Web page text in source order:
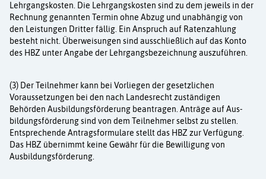
Lehrgangskosten. Die Lehrgangskosten sind zu dem jeweils in der
Rechnung genannten Termin ohne Abzug und unabhängig von
den Leistungen Dritter fällig. Ein Anspruch auf Ratenzahlung
besteht nicht. Überweisungen sind ausschließlich auf das Konto
des HBZ unter Angabe der Lehrgangsbezeichnung aus­zuführen.
(3) Der Teilnehmer kann bei Vorliegen der gesetzlichen
Voraussetzungen bei den nach Lan­desrecht zuständigen
Behörden Ausbildungsförderung beantragen. Anträge auf Aus­
bildungsförderung sind von dem Teilnehmer selbst zu stellen.
Entsprechende Antrags­formulare stellt das HBZ zur Verfügung.
Das HBZ übernimmt keine Gewähr für die Bewilli­gung von
Ausbildungsförderung.